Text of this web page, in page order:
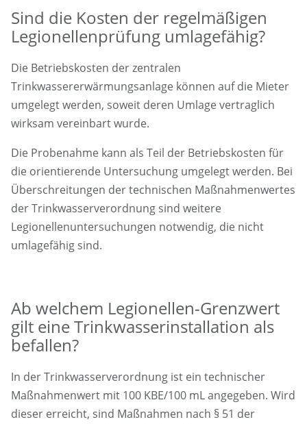
Sind die Kosten der regelmäßigen
Legionellenprüfung umlagefähig?
Die Betriebskosten der zentralen
Trinkwassererwärmungsanlage können auf die Mieter
umgelegt werden, soweit deren Umlage vertraglich
wirksam vereinbart wurde.
Die Probenahme kann als Teil der Betriebskosten für
die orientierende Untersuchung umgelegt werden. Bei
Überschreitungen der technischen Maßnahmenwertes
der Trinkwasserverordnung sind weitere
Legionellenuntersuchungen notwendig, die nicht
umlagefähig sind.
Ab welchem Legionellen-Grenzwert
gilt eine Trinkwasserinstallation als
befallen?
In der Trinkwasserverordnung ist ein technischer
Maßnahmenwert mit 100 KBE/100 mL angegeben. Wird
dieser erreicht, sind Maßnahmen nach § 51 der